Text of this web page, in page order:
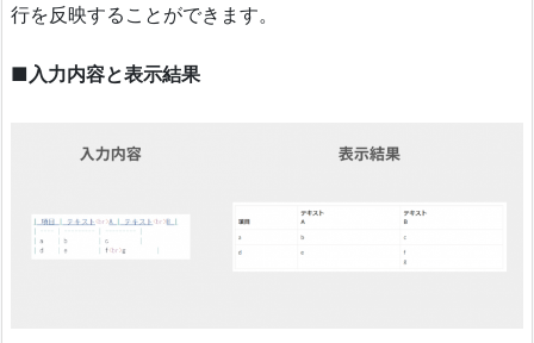
行を反映することができます。
■入力内容と表示結果